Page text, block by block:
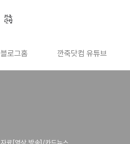
블로그홈 깐죽닷컴 유튜브